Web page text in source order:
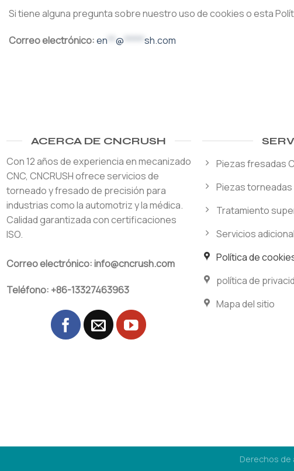
Si tiene alguna pregunta sobre nuestro uso de cookies o esta
Correo electrónico:en @ ***** sh.com
ACERCA DE CNCRUSH
Con 12 años de experiencia en mecanizado
CNC, CNCRUSH ofrece servicios de
torneado y fresado de precisión para
industrias como la automotriz y la médica.
Calidad garantizada con certificaciones
ISO.
Correo electrónico: info@cncrush.com
Teléfono: +86-13327463963
Piezas fresadas
Piezas torneadas
Tratamiento
Servicios
Política de
política de
Mapa del sitio
Derechos